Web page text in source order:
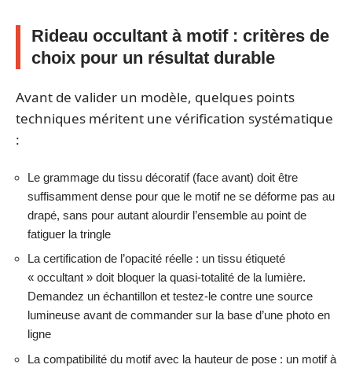
Rideau occultant à motif : critères de
choix pour un résultat durable
Avant de valider un modèle, quelques points
techniques méritent une vérification systématique
:
Le grammage du tissu décoratif (face avant) doit être
suffisamment dense pour que le motif ne se déforme pas au
drapé, sans pour autant alourdir l’ensemble au point de
fatiguer la tringle
La certification de l’opacité réelle : un tissu étiqueté
« occultant » doit bloquer la quasi-totalité de la lumière.
Demandez un échantillon et testez-le contre une source
lumineuse avant de commander sur la base d’une photo en
ligne
La compatibilité du motif avec la hauteur de pose : un motif à